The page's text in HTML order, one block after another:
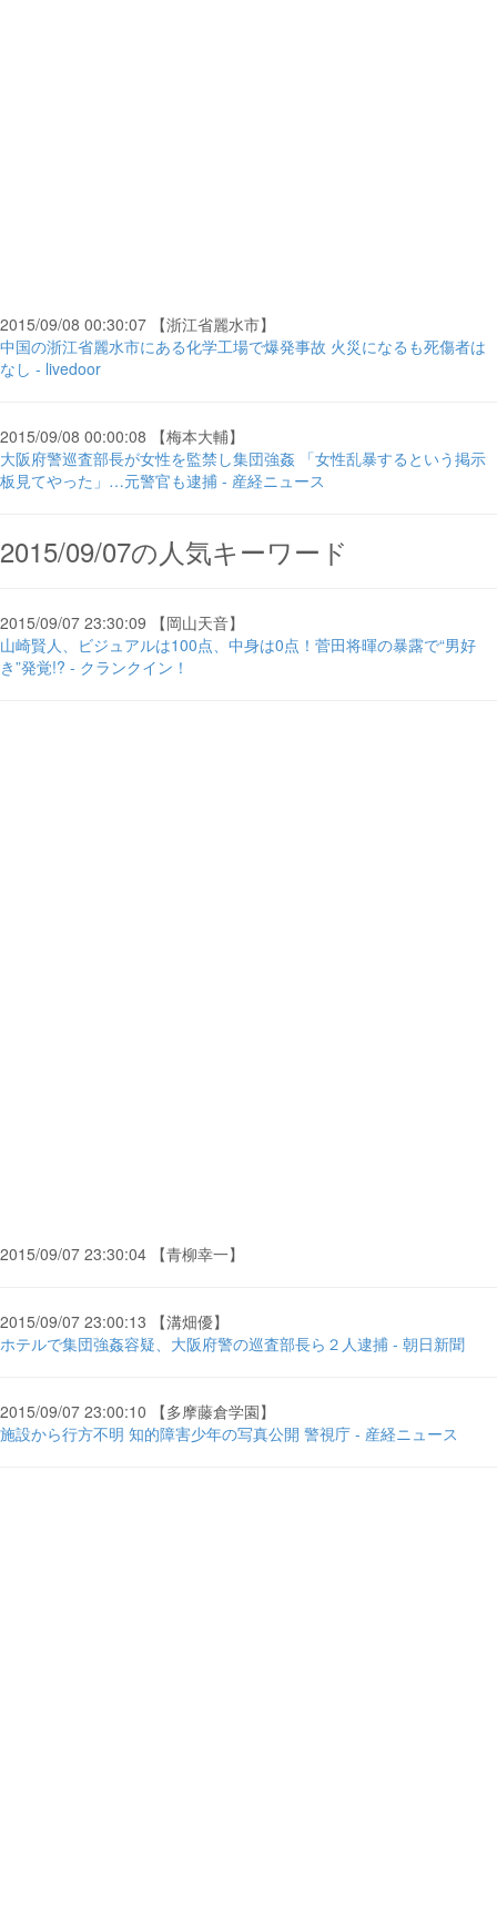
2015/09/08 00:30:07 【浙江省麗水市】
中国の浙江省麗水市にある化学工場で爆発事故 火災になるも死傷者は
なし - livedoor
2015/09/08 00:00:08 【梅本大輔】
大阪府警巡査部長が女性を監禁し集団強姦 「女性乱暴するという掲示
板見てやった」…元警官も逮捕 - 産経ニュース
2015/09/07の人気キーワード
2015/09/07 23:30:09 【岡山天音】
山崎賢人、ビジュアルは100点、中身は0点！菅田将暉の暴露で“男好
き”発覚!? - クランクイン！
2015/09/07 23:30:04 【青柳幸一】
2015/09/07 23:00:13 【溝畑優】
ホテルで集団強姦容疑、大阪府警の巡査部長ら２人逮捕 - 朝日新聞
2015/09/07 23:00:10 【多摩藤倉学園】
施設から行方不明 知的障害少年の写真公開 警視庁 - 産経ニュース